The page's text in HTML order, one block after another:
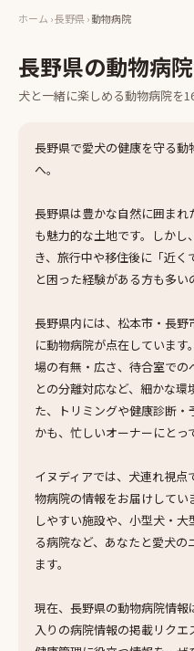
ホーム ›長野県›動物病院
長野県の動物病院
犬と一緒に楽しめる動物病院を
長野県で愛犬の健康を守る
へ。
長野県は豊かな自然に囲ま
も魅力的な土地です。しか
き、旅行中や移住後に「近く
と困った経験がある方も多い
長野県内には、松本市・長
に動物病院が点在していま
場の有無・広さ、待合室で
との分離対応など、細かな
た、トリミングや健康診断
かも、忙しいオーナーにとっ
イヌディアでは、犬連れ視
物病院の情報をお届けしてい
しやすい施設や、小型犬・
る病院など、あなたと愛犬
ます。
現在、長野県の動物病院情
入りの病院情報の掲載リク